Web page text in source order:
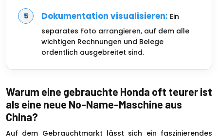
Dokumentation visualisieren: Ein
separates Foto arrangieren, auf dem alle
wichtigen Rechnungen und Belege
ordentlich ausgebreitet sind.
Warum eine gebrauchte Honda oft teurer ist
als eine neue No-Name-Maschine aus
China?
Auf dem Gebrauchtmarkt lässt sich ein faszinierendes